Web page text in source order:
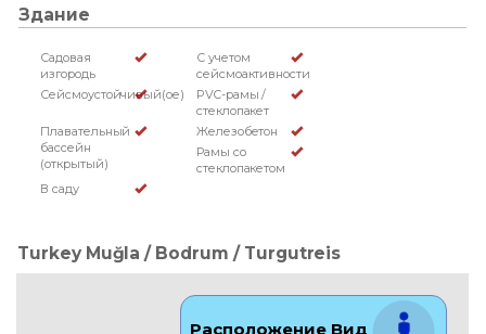
Здание
Садовая
изгородь
С учетом
сейсмоактивности
Сейсмоустойчивый(ое)
PVC-рамы /
стеклопакет
Плавательный
бассейн
(открытый)
Железобетон
Рамы со
стеклопакетом
В саду
Turkey Muğla / Bodrum / Turgutreis
Расположение Вид